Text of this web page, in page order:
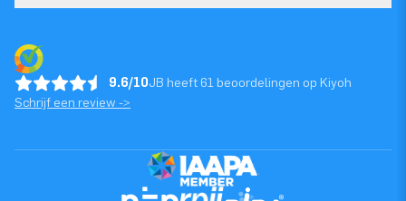
9.6/10JB heeft 61 beoordelingen op Kiyoh
Schrijf een review ->